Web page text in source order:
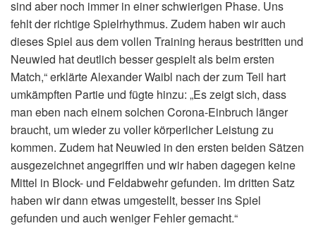
sind aber noch immer in einer schwierigen Phase. Uns
fehlt der richtige Spielrhythmus. Zudem haben wir auch
dieses Spiel aus dem vollen Training heraus bestritten und
Neuwied hat deutlich besser gespielt als beim ersten
Match,“ erklärte Alexander Waibl nach der zum Teil hart
umkämpften Partie und fügte hinzu: „Es zeigt sich, dass
man eben nach einem solchen Corona-Einbruch länger
braucht, um wieder zu voller körperlicher Leistung zu
kommen. Zudem hat Neuwied in den ersten beiden Sätzen
ausgezeichnet angegriffen und wir haben dagegen keine
Mittel in Block- und Feldabwehr gefunden. Im dritten Satz
haben wir dann etwas umgestellt, besser ins Spiel
gefunden und auch weniger Fehler gemacht.“